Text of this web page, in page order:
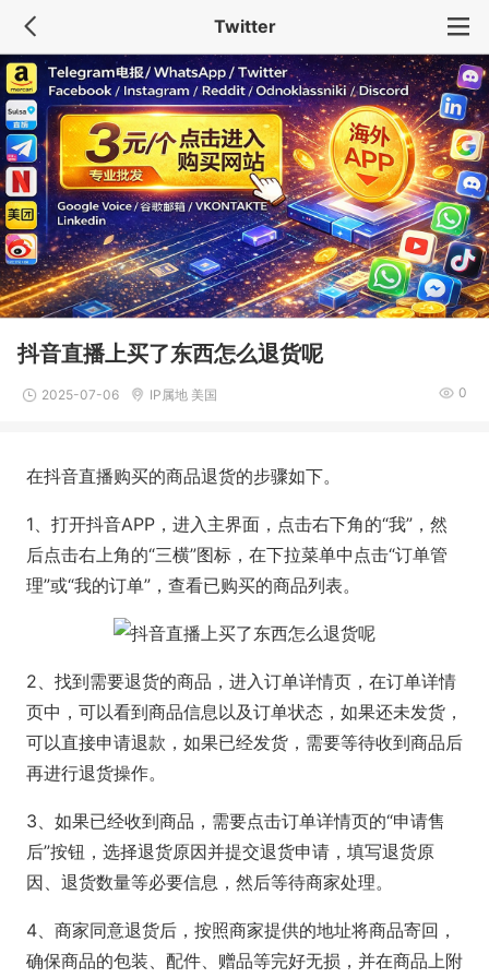
Twitter
抖音直播上买了东西怎么退货呢
2025-07-06 IP属地 美国 0
在抖音直播购买的商品退货的步骤如下。
1、打开抖音APP，进入主界面，点击右下角的“我”，然
后点击右上角的“三横”图标，在下拉菜单中点击“订单管
理”或“我的订单”，查看已购买的商品列表。
2、找到需要退货的商品，进入订单详情页，在订单详情
页中，可以看到商品信息以及订单状态，如果还未发货，
可以直接申请退款，如果已经发货，需要等待收到商品后
再进行退货操作。
3、如果已经收到商品，需要点击订单详情页的“申请售
后”按钮，选择退货原因并提交退货申请，填写退货原
因、退货数量等必要信息，然后等待商家处理。
4、商家同意退货后，按照商家提供的地址将商品寄回，
确保商品的包装、配件、赠品等完好无损，并在商品上附